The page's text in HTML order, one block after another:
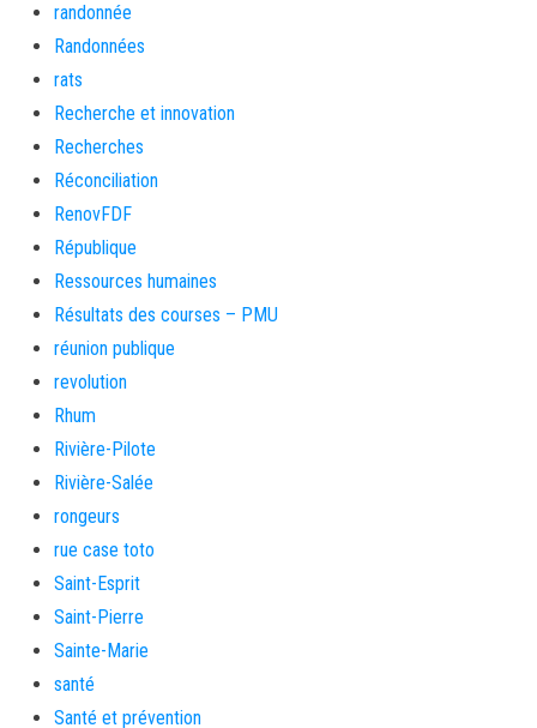
randonnée
Randonnées
rats
Recherche et innovation
Recherches
Réconciliation
RenovFDF
République
Ressources humaines
Résultats des courses – PMU
réunion publique
revolution
Rhum
Rivière-Pilote
Rivière-Salée
rongeurs
rue case toto
Saint-Esprit
Saint-Pierre
Sainte-Marie
santé
Santé et prévention